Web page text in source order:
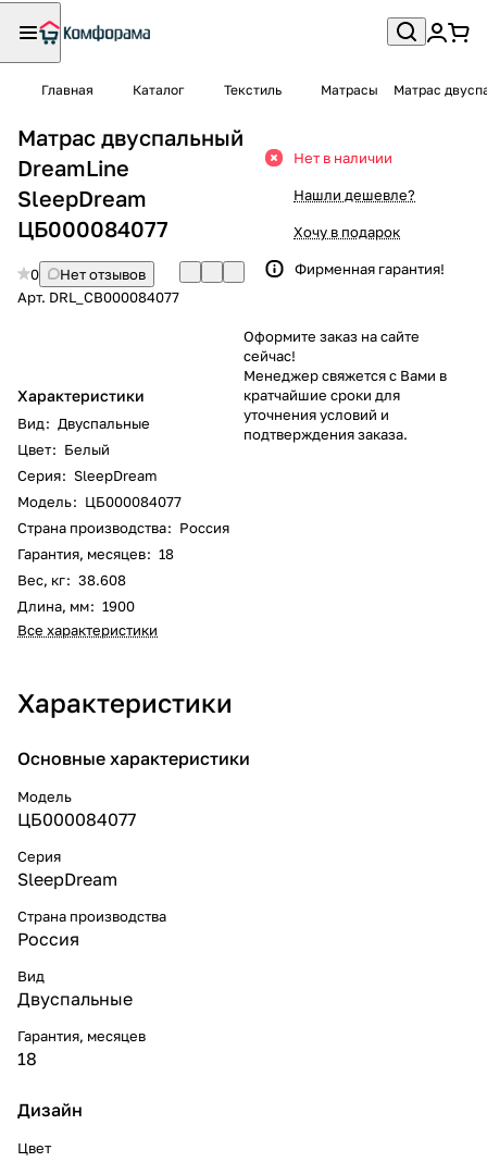
Главная Каталог Текстиль Матрасы Матрас
Матрас двуспальный
DreamLine
SleepDream
ЦБ000084077
0
Нет отзывов
Арт. DRL_CB000084077
Характеристики
Вид: Двуспальные
Цвет: Белый
Серия: SleepDream
Модель: ЦБ000084077
Страна производства: Россия
Гарантия, месяцев: 18
Вес, кг: 38.608
Длина, мм: 1900
Все характеристики
Нет в наличии
Нашли дешевле?
Хочу в подарок
Фирменная гарантия!
Оформите заказ на сайте
сейчас!
Менеджер свяжется с Вами в
кратчайшие сроки для
уточнения условий и
подтверждения заказа.
Характеристики
Основные характеристики
Модель
ЦБ000084077
Серия
SleepDream
Страна производства
Россия
Вид
Двуспальные
Гарантия, месяцев
18
Дизайн
Цвет